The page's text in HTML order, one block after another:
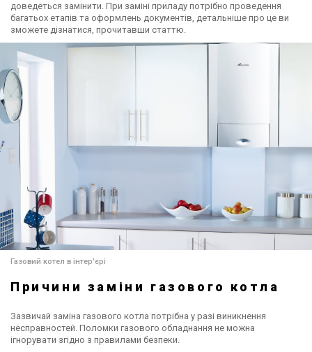
доведеться замінити. При заміні приладу потрібно проведення
багатьох етапів та оформлень документів, детальніше про це ви
зможете дізнатися, прочитавши статтю.
Газовий котел в інтер'єрі
Причини заміни газового котла
Зазвичай заміна газового котла потрібна у разі виникнення
несправностей. Поломки газового обладнання не можна
ігнорувати згідно з правилами безпеки.